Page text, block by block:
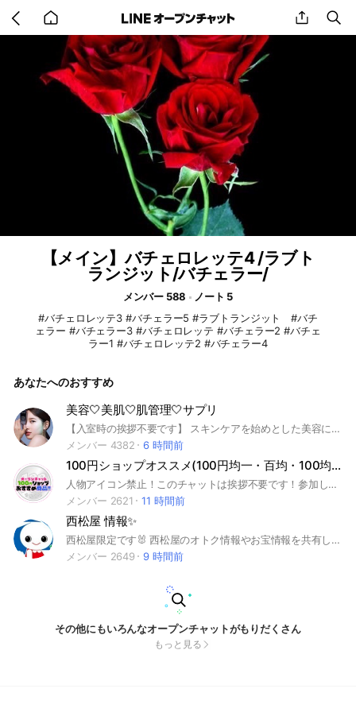
back
to
home
share
【メイン】バチェロレッテ4 /ラブト
ランジット/バチェラー/
メンバー 588
ノート 5
#バチェロレッテ3 #バチェラー5 #ラブトランジット #バチ
ェラー #バチェラー3 #バチェロレッテ #バチェラー2 #バチェ
ラー1 #バチェロレッテ2 #バチェラー4
あなたへのおすすめ
美容🤍美肌🤍肌管理🤍サプリ
【入室時の挨拶不要です】 スキンケアを始めとした美容について熱く語り合いましょう💪 #美容 #美肌 #スキンケア #肌管理 #アンチエイジング #基礎化粧品 #医療美容 #海外コスメ
メンバー 4382
6 時間前
100円ショップオススメ(100円均一・百均・100均)を教え合うチャット
人物アイコン禁止！このチャットは挨拶不要です！参加したらルールノートを確認してください。おすすめを聞くときははジャンルを絞ってお願いします。 同じ質問が多いのでノートにカテゴリ分けをしてます。 みなさんのダイソー、セリア、キャンドゥ、シルクなど100均の買ってよかったものを教えて下さい☺いろいろ100円ショップの情報交換しましょう！ #100均 100円ショップ
メンバー 2621
11 時間前
西松屋 情報✨
西松屋限定です🐰 西松屋のオトク情報やお宝情報を共有しましょう✨ 西松屋に行ってる方が見て欲しいもの写真取ってくれたり有益な情報を教えてくれたり優しいオプチャです😊 ※他のお店さんやネットで購入した物等の話はお控えください
メンバー 2649
9 時間前
その他にもいろんなオープンチャットがもりだくさん
もっと見る